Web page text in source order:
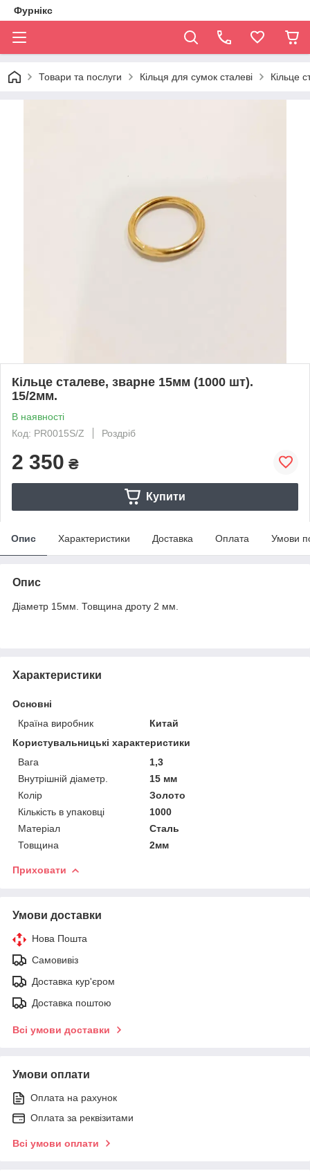
Фурнікс
Товари та послуги Кільця для сумок сталеві Кільце
Кільце сталеве, зварне 15мм (1000 шт).
15/2мм.
В наявності
Код: PR0015S/Z
Роздріб
2 350 ₴
Купити
Опис Характеристики Доставка Оплата Умови
Опис
Діаметр 15мм. Товщина дроту 2 мм.
Характеристики
Основні
Країна виробник
Китай
Користувальницькі характеристики
Вага
1,3
Внутрішній діаметр.
15 мм
Колір
Золото
Кількість в упаковці
1000
Матеріал
Сталь
Товщина
2мм
Приховати
Умови доставки
Нова Пошта
Самовивіз
Доставка кур'єром
Доставка поштою
Всі умови доставки
Умови оплати
Оплата на рахунок
Оплата за реквізитами
Всі умови оплати